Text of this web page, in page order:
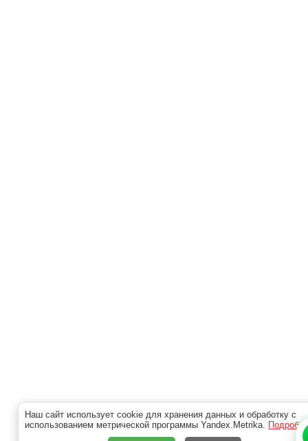
Наш сайт использует cookie для хранения данных и обработку с
использованием метрической программы Yandex.Metrika.